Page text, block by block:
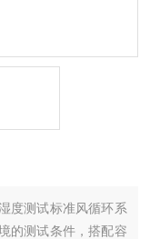
度测试标准风循环系
的测试条件，搭配容